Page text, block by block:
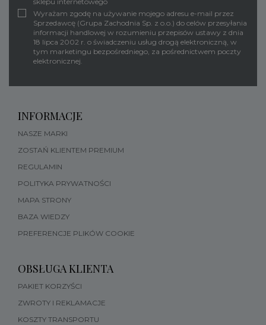
Wyrażam zgodę na używanie mojego adresu e-mail przez
Sprzedawcę (Grupa Zachodnia Sp. z o.o.) do celów przesyłania
informacji handlowej w rozumieniu przepisów ustawy z dnia
18 lipca 2002 r. o świadczeniu usług drogą elektroniczną, w
tym marketingu bezpośredniego, za pośrednictwem poczty
elektronicznej.
INFORMACJE
NASZE MARKI
ZOSTAŃ KLIENTEM PREMIUM
REGULAMIN
POLITYKA PRYWATNOŚCI
MAPA STRONY
BAZA WIEDZY
PREFERENCJE PLIKÓW COOKIE
OBSŁUGA KLIENTA
PAKIET KORZYŚCI
ZWROTY I REKLAMACJE
KOSZTY TRANSPORTU